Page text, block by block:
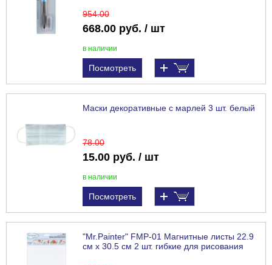
954.00
668.00 руб. / шт
в наличии
Посмотреть
Маски декоративные с марлей 3 шт. белый
78.00
15.00 руб. / шт
в наличии
Посмотреть
"Mr.Painter" FMP-01 Магнитные листы 22.9
см х 30.5 см 2 шт. гибкие для рисования